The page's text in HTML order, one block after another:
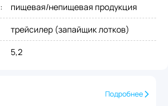
:
пищевая/непищевая продукция
трейсилер (запайщик лотков)
5,2
Подробнее